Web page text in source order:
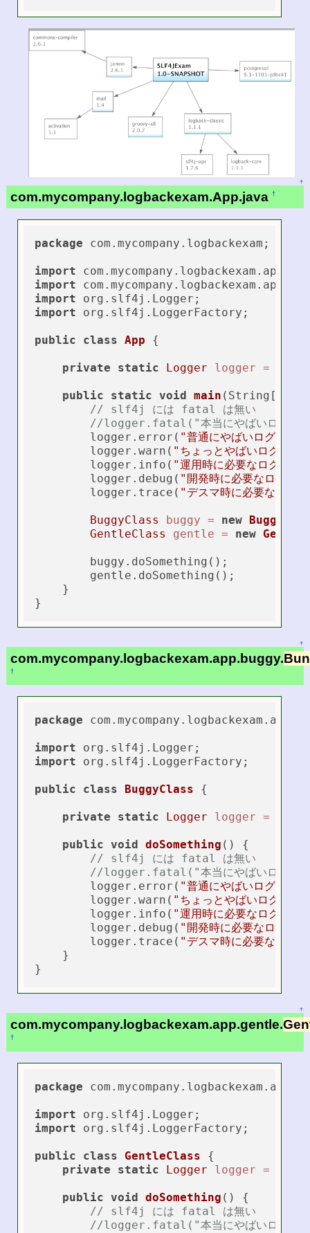
↑
com.mycompany.logbackexam.App.java †
package com.mycompany.logbackexam;
import
import
import
import org.slf4j.LoggerFactory;
public class App {
private static Logger logger =
public static void main (String[]
// slf4j には fatal は無い
//logger.fatal("本当にやばいログ　
        logger.error(
"普通にやばいログ　　"
        logger.warn(
"ちょっとやばいログ　"
        logger.info(
"運用時に必要なログ　"
        logger.debug(
"開発時に必要なログ　"
        logger.trace(
"デスマ時に必要なログ"
BuggyClass buggy = new
GentleClass
gentle = new
        buggy.doSomething();
        gentle.doSomething();
    }
↑
com.mycompany.logbackexam.app.buggy.
†
package
import
import org.slf4j.LoggerFactory;
public class BuggyClass {
private static Logger logger =
public void doSomething ()
{
// slf4j には fatal は無い
//logger.fatal("本当にやばいログ　
        logger.error(
"普通にやばいログ　　"
        logger.warn(
"ちょっとやばいログ　"
        logger.info(
"運用時に必要なログ　"
        logger.debug(
"開発時に必要なログ　"
        logger.trace(
"デスマ時に必要なログ"
    }
↑
com.mycompany.logbackexam.app.gentle.
†
package
import
import org.slf4j.LoggerFactory;
public class GentleClass {
private
static Logger logger =
public void doSomething ()
{
// slf4j には fatal は無い
//logger.fatal("本当にやばいログ　